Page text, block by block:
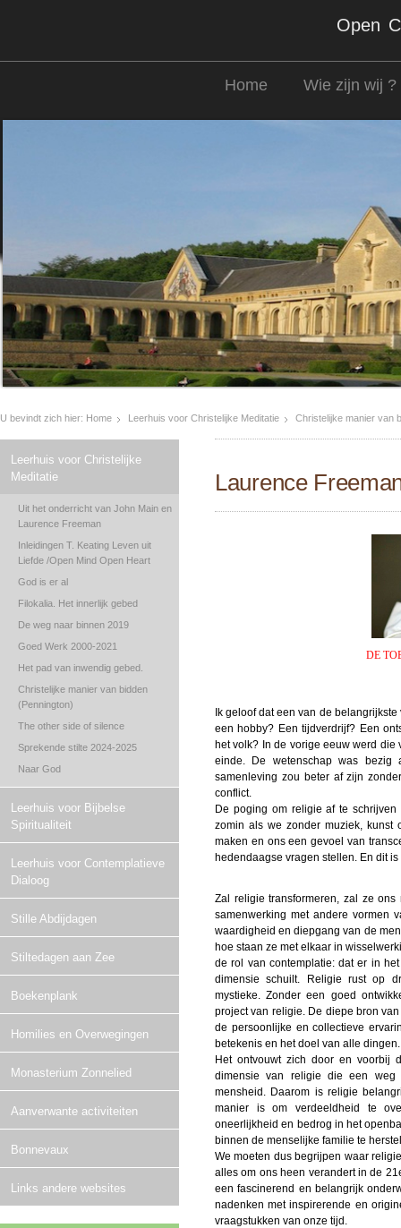
Open
Home Wie zijn wij ?
U bevindt zich hier: Home Leerhuis voor Christelijke Meditatie Christelijke manier van
Leerhuis voor Christelijke
Meditatie
Uit het onderricht van John Main en
Laurence Freeman
Inleidingen T. Keating Leven uit
Liefde /Open Mind Open Heart
God is er al
Filokalia. Het innerlijk gebed
De weg naar binnen 2019
Goed Werk 2000-2021
Het pad van inwendig gebed.
Christelijke manier van bidden
(Pennington)
The other side of silence
Sprekende stilte 2024-2025
Naar God
Leerhuis voor Bijbelse
Spiritualiteit
Leerhuis voor Contemplatieve
Dialoog
Stille Abdijdagen
Stiltedagen aan Zee
Boekenplank
Homilies en Overwegingen
Monasterium Zonnelied
Aanverwante activiteiten
Bonnevaux
Links andere websites
Laurence
DE
Ik geloof dat een van de
een hobby? Een tijdverdrijf? Een
het volk? In de vorige eeuw werd
einde. De wetenschap was
samenleving zou beter af zijn
conflict.
De poging om religie af te
zomin als we zonder muziek,
maken en ons een gevoel van
hedendaagse vragen stellen. En dit
Zal religie transformeren, zal ze
samenwerking met andere vormen
waardigheid en diepgang van de
hoe staan ze met elkaar in
de rol van contemplatie: dat er in
dimensie schuilt. Religie rust op
mystieke. Zonder een goed
project van religie. De diepe bron
de persoonlijke en collectieve
betekenis en het doel van alle dingen.
Het ontvouwt zich door en voorbij
dimensie van religie die een weg
mensheid. Daarom is religie
manier is om verdeeldheid te
oneerlijkheid en bedrog in het
binnen de menselijke familie te
We moeten dus begrijpen waar
alles om ons heen verandert in de
een fascinerend en belangrijk
nadenken met inspirerende en
vraagstukken van onze tijd.